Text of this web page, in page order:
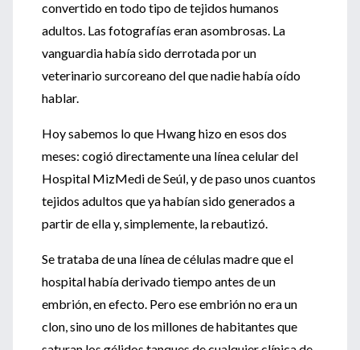
convertido en todo tipo de tejidos humanos
adultos. Las fotografías eran asombrosas. La
vanguardia había sido derrotada por un
veterinario surcoreano del que nadie había oído
hablar.
Hoy sabemos lo que Hwang hizo en esos dos
meses: cogió directamente una línea celular del
Hospital MizMedi de Seúl, y de paso unos cuantos
tejidos adultos que ya habían sido generados a
partir de ella y, simplemente, la rebautizó.
Se trataba de una línea de células madre que el
hospital había derivado tiempo antes de un
embrión, en efecto. Pero ese embrión no era un
clon, sino uno de los millones de habitantes que